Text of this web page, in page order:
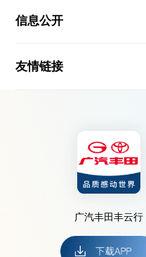
信息公开
友情链接
广汽丰田丰云行